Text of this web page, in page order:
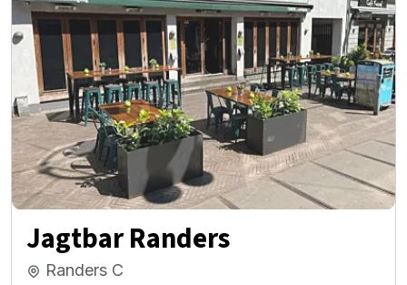
Jagtbar Randers
Randers C